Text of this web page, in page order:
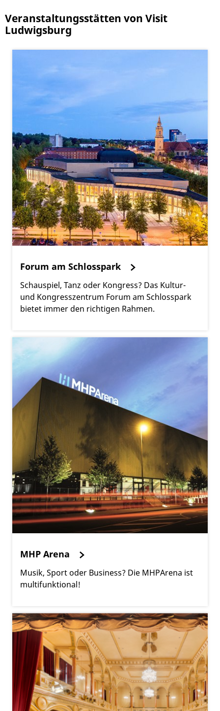
Veranstaltungsstätten von Visit
Ludwigsburg
Forum am Schlosspark
Schauspiel, Tanz oder Kongress? Das Kultur-
und Kongresszentrum Forum am Schlosspark
bietet immer den richtigen Rahmen.
MHP Arena
Musik, Sport oder Business? Die MHPArena ist
multifunktional!